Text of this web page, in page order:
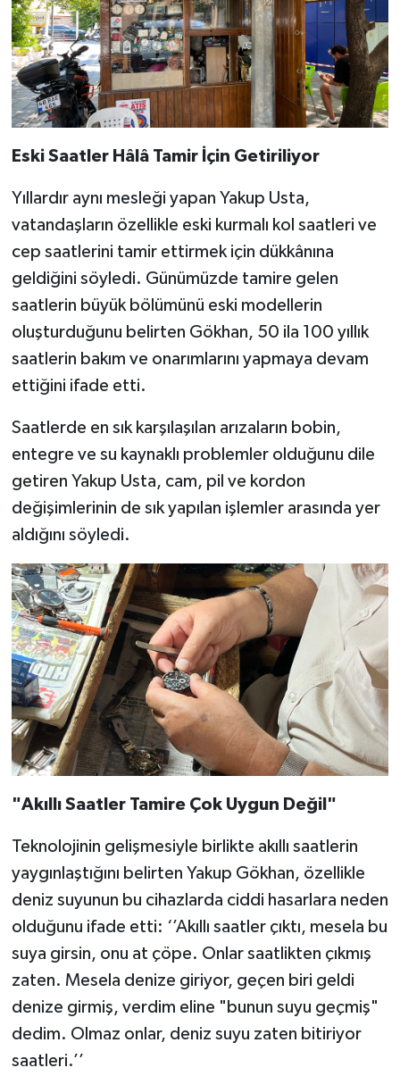
Eski Saatler Hâlâ Tamir İçin Getiriliyor
Yıllardır aynı mesleği yapan Yakup Usta,
vatandaşların özellikle eski kurmalı kol saatleri ve
cep saatlerini tamir ettirmek için dükkânına
geldiğini söyledi. Günümüzde tamire gelen
saatlerin büyük bölümünü eski modellerin
oluşturduğunu belirten Gökhan, 50 ila 100 yıllık
saatlerin bakım ve onarımlarını yapmaya devam
ettiğini ifade etti.
Saatlerde en sık karşılaşılan arızaların bobin,
entegre ve su kaynaklı problemler olduğunu dile
getiren Yakup Usta, cam, pil ve kordon
değişimlerinin de sık yapılan işlemler arasında yer
aldığını söyledi.
"Akıllı Saatler Tamire Çok Uygun Değil"
Teknolojinin gelişmesiyle birlikte akıllı saatlerin
yaygınlaştığını belirten Yakup Gökhan, özellikle
deniz suyunun bu cihazlarda ciddi hasarlara neden
olduğunu ifade etti: ‘’Akıllı saatler çıktı, mesela bu
suya girsin, onu at çöpe. Onlar saatlikten çıkmış
zaten. Mesela denize giriyor, geçen biri geldi
denize girmiş, verdim eline "bunun suyu geçmiş"
dedim. Olmaz onlar, deniz suyu zaten bitiriyor
saatleri.’’